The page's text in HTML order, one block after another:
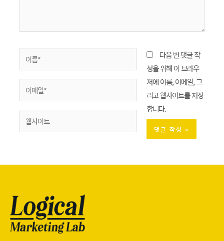
다음 번 댓글 작
성을 위해 이 브라우
저에 이름, 이메일, 그
리고 웹사이트를 저장
합니다.